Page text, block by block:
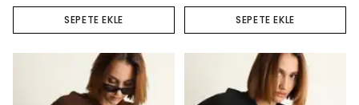
SEPETE EKLE SEPETE EKLE